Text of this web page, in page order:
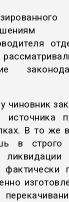
чиновник
В то же
в строго